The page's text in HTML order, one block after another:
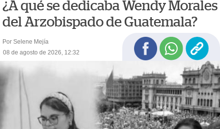
¿A qué se dedicaba Wendy Morales
del Arzobispado de Guatemala?
Por Selene Mejía
08 de agosto de 2026, 12:32